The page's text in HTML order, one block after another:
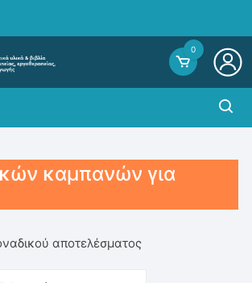
0
καμπανών για
αποτελέσματος